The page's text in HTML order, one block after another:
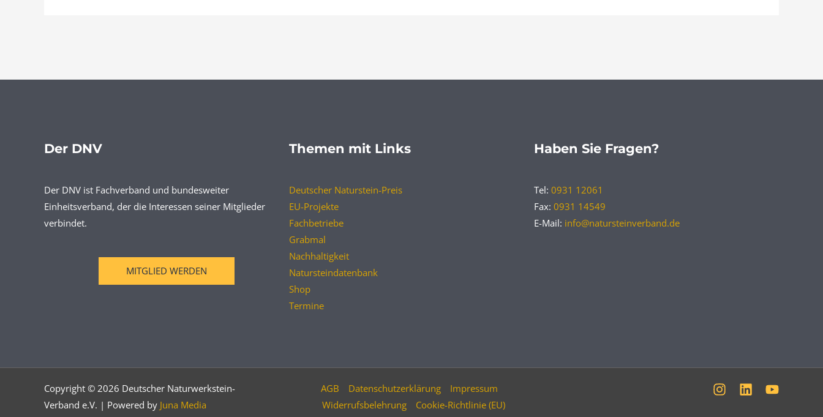
Der DNV
Der DNV ist Fachverband und bundesweiter
Einheitsverband, der die Interessen seiner Mitglieder
verbindet.
MITGLIED WERDEN
Themen mit Links
Deutscher Naturstein-Preis
EU-Projekte
Fachbetriebe
Grabmal
Nachhaltigkeit
Natursteindatenbank
Shop
Termine
Haben Sie Fragen?
Tel: 0931 12061
Fax: 0931 14549
E-Mail: info@natursteinverband.de
Copyright © 2026 Deutscher Naturwerkstein-
Verband e.V. | Powered by Juna Media
AGB Datenschutzerklärung
Impressum
Widerrufsbelehrung
Cookie-Richtlinie (EU)